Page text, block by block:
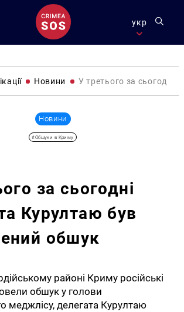
укр
Новини У третього за сьогодні
Новини
#Обшуки в Криму
за сьогодні
Курултаю був
обшук
районі Криму російські
обшук у голови
меджлісу, делегата Курултаю